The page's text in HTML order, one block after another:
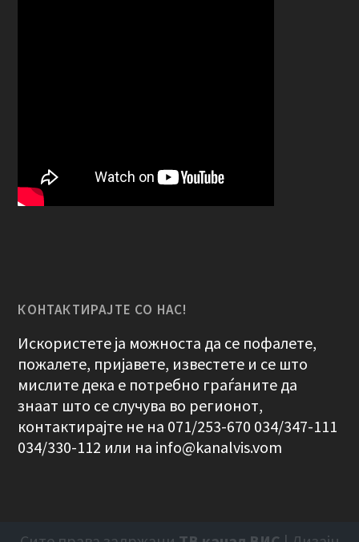
КОНТАКТИРАЈТЕ СО НАС!
Искористете ја можноста да се пофалете,
пожалете, пријавете, известете и се што
мислите дека е потребно граѓаните да
знаат што се случува во регионот,
контактирајте не на 071/253-670 034/347-111
034/330-112 или на info@kanalvis.vom